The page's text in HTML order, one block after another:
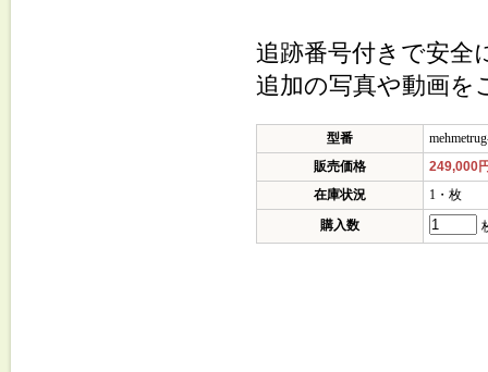
追跡番号付きで安全
追加の写真や動画を
型番
販売価格
249,000
在庫状況
1・枚
購入数